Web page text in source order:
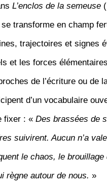
L’enclos de la semeuse
transforme en champ
trajectoires et signes
et les forces
de l’écriture ou de
d’un vocabulaire
fixer : « Des brassées de
suivirent. Aucun n’a
le chaos, le brouillage
règne autour de nous. »